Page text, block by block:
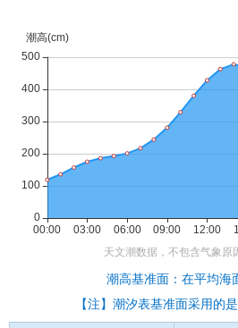
潮高基准面：在平均海
【注】潮汐表基准面采用的